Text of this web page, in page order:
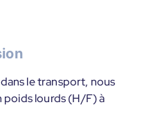
le transport, nous
poids lourds (H/F) à